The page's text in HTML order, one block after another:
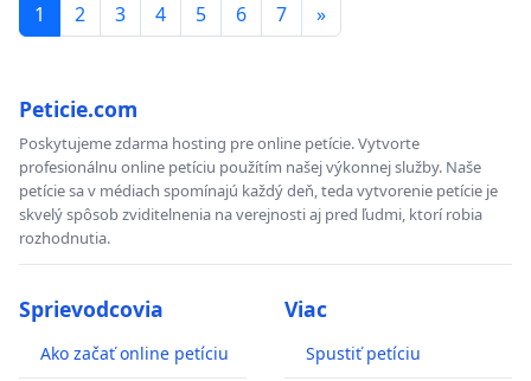
1 2 3 4 5 6 7 »
Peticie.com
Poskytujeme zdarma hosting pre online petície. Vytvorte
profesionálnu online petíciu použítím našej výkonnej služby. Naše
petície sa v médiach spomínajú každý deň, teda vytvorenie petície je
skvelý spôsob zviditelnenia na verejnosti aj pred ľudmi, ktorí robia
rozhodnutia.
Sprievodcovia
Ako začať online petíciu
Viac
Spustiť petíciu